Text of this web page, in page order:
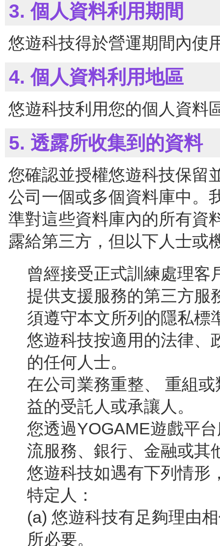
3. 個人資料利用期間
悠遊科技得於營運期間內使
4. 個人資料利用地區
悠遊科技利用您的個人資料
5. 透露所收集到的資料
您確認並授權悠遊科技保留
公司一個或多個資料庫中。
準對這些資料庫內的所有資
露給第三方，但以下人士或
曾經接受正式訓練處理客
提供支援服務的第三方服
須遵守本文所列的隱私標
悠遊科技按適用的法律、
的任何人士。
在公司業務重整、 重組
益的受託人或承讓人。
您透過YOGAME遊戲平
流服務、銀行、金融或其
悠遊科技如遇有下列情形
特定人：
(a) 悠遊科技有足夠理由
所必要。